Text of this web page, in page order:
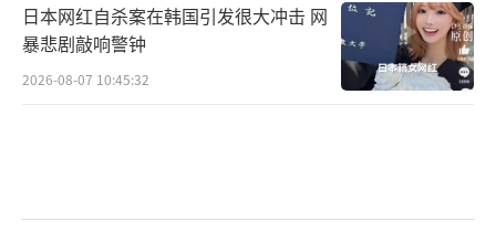
日本网红自杀案在韩国引发很大冲击 网
暴悲剧敲响警钟
2026-08-07 10:45:32